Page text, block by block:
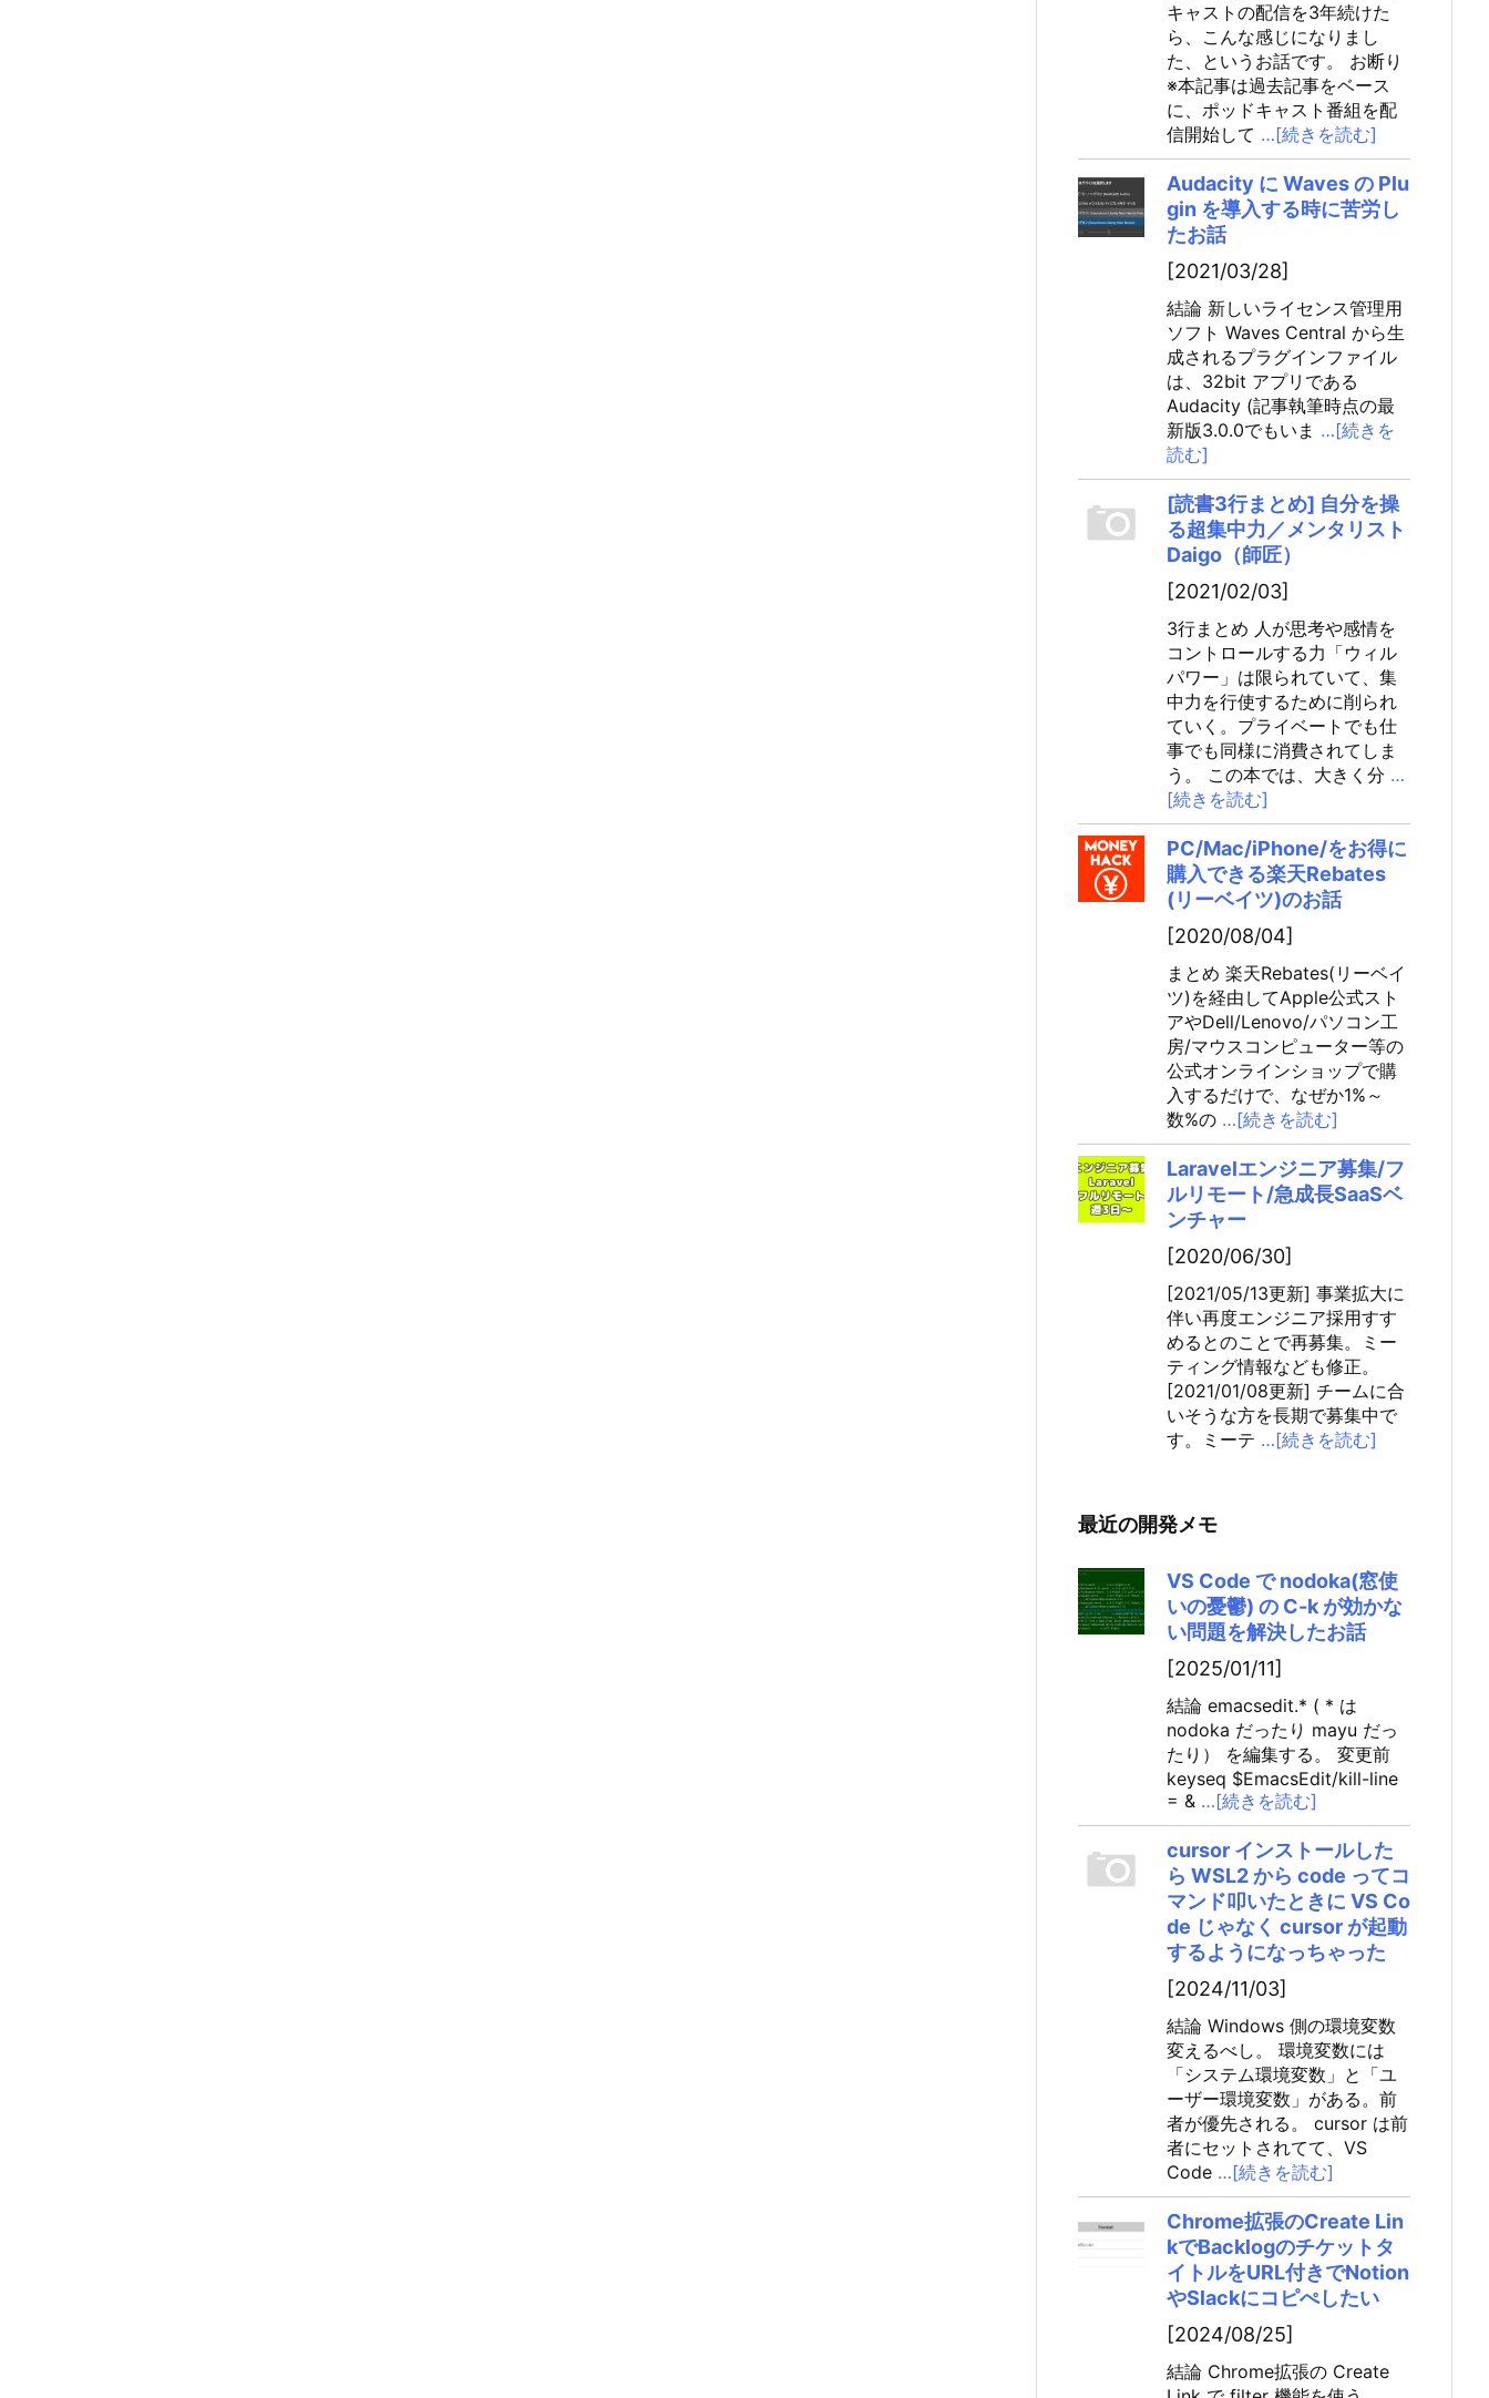
キャストの配信を3年続けた
ら、こんな感じになりまし
た、というお話です。 お断り
※本記事は過去記事をベース
に、ポッドキャスト番組を配
信開始して …[続きを読む]
Audacity に Waves の Plu
gin を導入する時に苦労し
たお話
[2021/03/28]
結論 新しいライセンス管理用
ソフト Waves Central から生
成されるプラグインファイル
は、32bit アプリである
Audacity (記事執筆時点の最
新版3.0.0でもいま …[続きを
読む]
[読書3行まとめ] 自分を操
る超集中力／メンタリスト
Daigo（師匠）
[2021/02/03]
3行まとめ 人が思考や感情を
コントロールする力「ウィル
パワー」は限られていて、集
中力を行使するために削られ
ていく。プライベートでも仕
事でも同様に消費されてしま
う。 この本では、大きく分 …
[続きを読む]
PC/Mac/iPhone/をお得に
購入できる楽天Rebates
(リーベイツ)のお話
[2020/08/04]
まとめ 楽天Rebates(リーベイ
ツ)を経由してApple公式スト
アやDell/Lenovo/パソコン工
房/マウスコンピューター等の
公式オンラインショップで購
入するだけで、なぜか1%～
数%の …[続きを読む]
Laravelエンジニア募集/フ
ルリモート/急成長SaaSベ
ンチャー
[2020/06/30]
[2021/05/13更新] 事業拡大に
伴い再度エンジニア採用すす
めるとのことで再募集。ミー
ティング情報なども修正。
[2021/01/08更新] チームに合
いそうな方を長期で募集中で
す。ミーテ …[続きを読む]
最近の開発メモ
VS Code で nodoka(窓使
いの憂鬱) の C-k が効かな
い問題を解決したお話
[2025/01/11]
結論 emacsedit.* ( * は
nodoka だったり mayu だっ
たり） を編集する。 変更前
keyseq $EmacsEdit/kill-line
= & …[続きを読む]
cursor インストールした
ら WSL2 から code ってコ
マンド叩いたときに VS Co
de じゃなく cursor が起動
するようになっちゃった
[2024/11/03]
結論 Windows 側の環境変数
変えるべし。 環境変数には
「システム環境変数」と「ユ
ーザー環境変数」がある。前
者が優先される。 cursor は前
者にセットされてて、VS
Code …[続きを読む]
Chrome拡張のCreate Lin
kでBacklogのチケットタ
イトルをURL付きでNotion
やSlackにコピぺしたい
[2024/08/25]
結論 Chrome拡張の Create